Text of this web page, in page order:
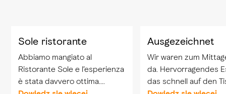
Sole ristorante
Abbiamo mangiato al
Ristorante Sole e l’esperienza
è stata davvero ottima.
Ausgezeichnet
Wir waren zum
da. Hervorragendes
das schnell auf den